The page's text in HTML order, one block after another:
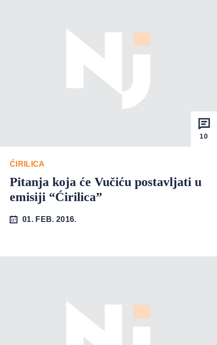
10
ĆIRILICA
Pitanja koja će Vučiću postavljati u
emisiji “Ćirilica”
01. FEB. 2016.